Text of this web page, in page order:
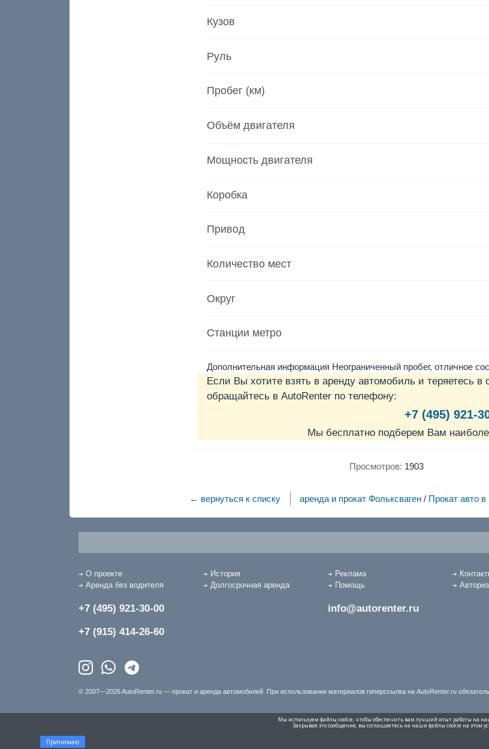
Кузов
Руль
Пробег (км)
Объём двигателя
Мощность двигателя
Коробка
Привод
Количество мест
Округ
Станции метро
Дополнительная информация Неограниченный пробег, отличное
Если Вы хотите взять в аренду автомобиль и теряетесь
обращайтесь в AutoRenter по телефону:
+7 (495) 921-
Мы бесплатно подберем Вам
Просмотров: 1903
← вернуться к списку аренда и прокат Фольксваген / Прокат авто в
О проекте История Реклама
Аренда без водителя
Долгосрочная аренда Помощь
+7 (495) 921-30-00
+7 (915) 414-26-60
info@autorenter.ru
© 2007—2026 AutoRenter.ru — прокат и аренда автомобилей. При использовании материалов гиперссылка на AutoRenter.ru
Мы используем файлы cookie, чтобы обеспечить вам лучший опыт работы на
Закрывая это сообщение, вы соглашаетесь на наши файлы cookie на этом
Принимаю